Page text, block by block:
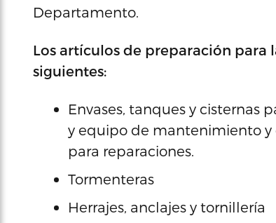
Departamento.
Los artículos de preparación para
siguientes:
Envases, tanques y cisternas
y equipo de mantenimiento y
para reparaciones.
Tormenteras
Herrajes, anclajes y tornillería